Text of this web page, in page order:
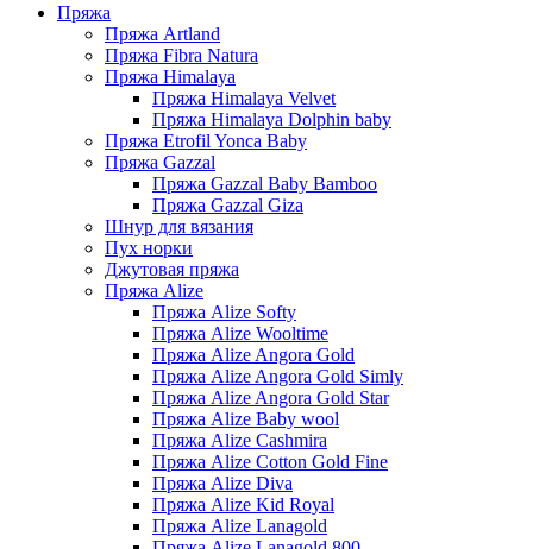
Пряжа
Пряжа Artland
Пряжа Fibra Natura
Пряжа Himalaya
Пряжа Himalaya Velvet
Пряжа Himalaya Dolphin baby
Пряжа Etrofil Yonca Baby
Пряжа Gazzal
Пряжа Gazzal Baby Bamboo
Пряжа Gazzal Giza
Шнур для вязания
Пух норки
Джутовая пряжа
Пряжа Alize
Пряжа Alize Softy
Пряжа Alize Wooltime
Пряжа Alize Angora Gold
Пряжа Alize Angora Gold Simly
Пряжа Alize Angora Gold Star
Пряжа Alize Baby wool
Пряжа Alize Cashmira
Пряжа Alize Cotton Gold Fine
Пряжа Alize Diva
Пряжа Alize Kid Royal
Пряжа Alize Lanagold